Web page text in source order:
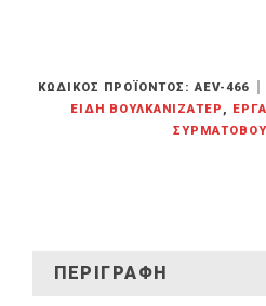
ΚΩΔΙΚΌΣ ΠΡΟΪΌΝΤΟΣ:AEV-466
ΕΊΔΗ ΒΟΥΛΚΑΝΙΖΑΤΕΡ ,
ΠΕΡΙΓΡΑΦΉ